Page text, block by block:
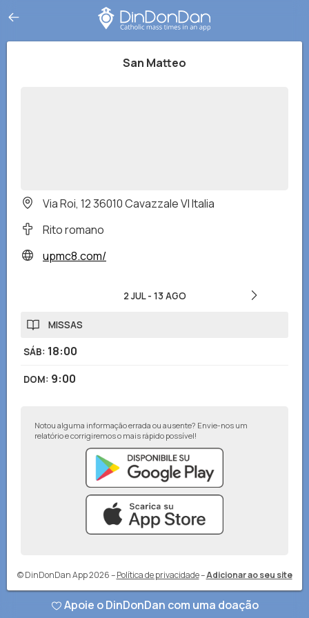
San Matteo
Via Roi, 12 36010 Cavazzale VI Italia
Rito romano
upmc8.com/
2 JUL- 13 AGO
MISSAS
SÁB: 18:00
DOM: 9:00
Notou alguma informação errada ou ausente? Envie-nos um
relatório e corrigiremos o mais rápido possível!
© DinDonDan App 2026– Política de privacidade–Adicionar ao seu site
Apoie o DinDonDan com uma doação